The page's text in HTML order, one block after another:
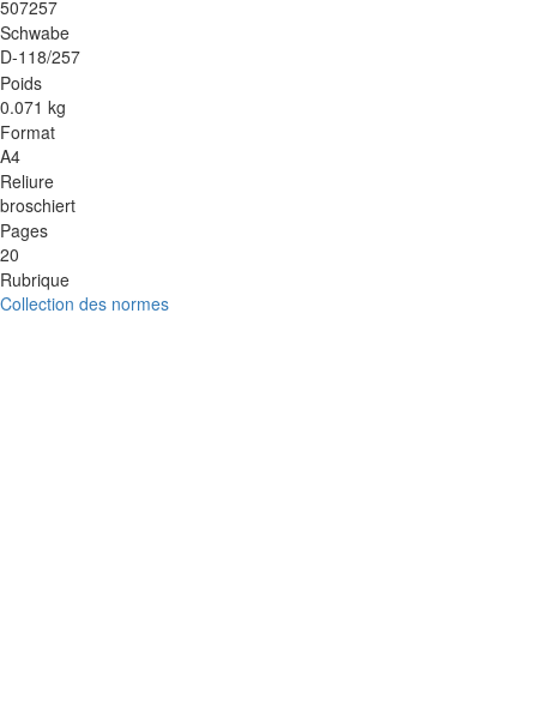
507257
Schwabe
D-118/257
Poids
0.071 kg
Format
A4
Reliure
broschiert
Pages
20
Rubrique
Collection des normes